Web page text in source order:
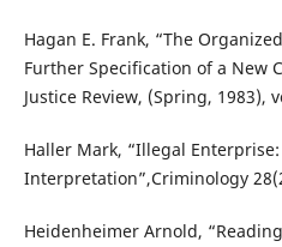
Hagan E. Frank, “The
Further Specification of a New
Justice Review, (Spring, 1983),
Haller Mark, “Illegal
Interpretation”,Criminology
Heidenheimer Arnold,